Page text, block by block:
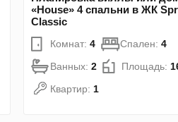
«House» 4 спальни в ЖК
Classic
Комнат:4 Спален:4
Ванных:2 Площадь:
Квартир:1